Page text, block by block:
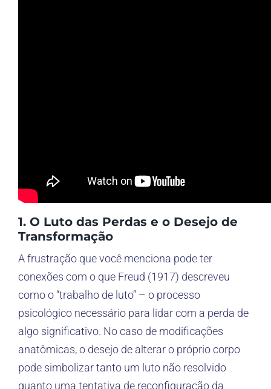
1. O Luto das Perdas e o Desejo de
Transformação
A frustração que você menciona pode ter
conexões com o que Freud (1917) descreveu
como o “trabalho de luto” – o processo
psicológico necessário para lidar com a perda de
algo significativo. No caso de modificações
anatômicas, o desejo de alterar o próprio corpo
pode simbolizar tanto um luto não resolvido
quanto uma tentativa de reconfiguração da